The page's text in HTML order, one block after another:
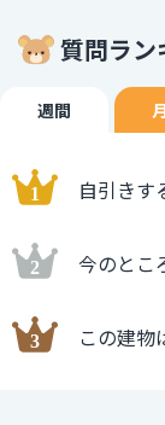
質問ラン
週間
自引きす
今のとこ
この建物